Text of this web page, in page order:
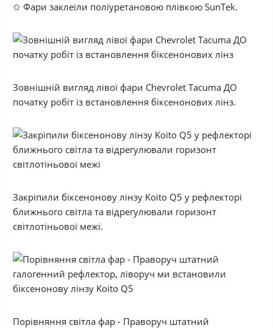
✩ Фари заклеїли поліуретановою плівкою SunTek.
Зовнішній вигляд лівої фари Chevrolet Tacuma ДО
початку робіт із встановлення біксенонових лінз.
Закріпили біксенонову лінзу Koito Q5 у рефлекторі
ближнього світла та відрегулювали горизонт
світлотіньової межі.
Порівняння світла фар - Праворуч штатний